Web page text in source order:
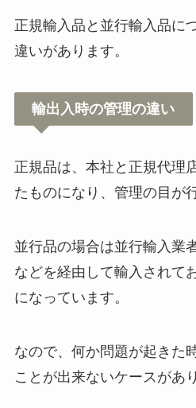
ってる
ヤクル
で売っ
ゃん卒
通販は？
正規輸入品と並行輸入品に
違いがあります。
輸出入時の管理の違い
正規品は、本社と正規代理
たものになり、管理の目が
並行品の場合は並行輸入業
などを経由して輸入されて
になっています。
なので、何か問題が起きた
ことが出来ないケースがあ